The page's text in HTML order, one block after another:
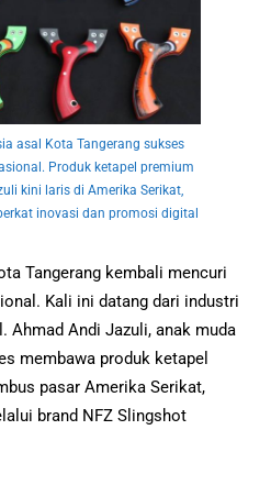
asal Kota Tangerang sukses
Produk ketapel premium
kini laris di Amerika Serikat,
inovasi dan promosi digital
Tangerang kembali mencuri
Kali ini datang dari industri
Ahmad Andi Jazuli, anak muda
membawa produk ketapel
pasar Amerika Serikat,
brand NFZ Slingshot